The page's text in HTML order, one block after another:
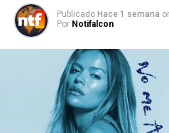
Publicado Hace 1 semana
Por Notifalcon